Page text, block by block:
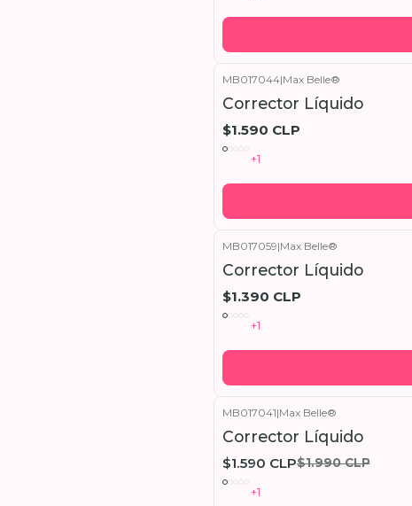
MB017044|Max Belle®
Corrector Líquido
$1.590 CLP
+1
MB017059|Max Belle®
Corrector Líquido
$1.390 CLP
+1
MB017041|Max Belle®
Corrector Líquido
$1.590 CLP$1.990 CLP
+1